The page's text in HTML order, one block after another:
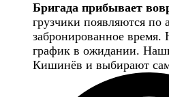
Бригада прибывает
грузчики появляются по
забронированное время.
график в ожидании.
Кишинёв и выбирают